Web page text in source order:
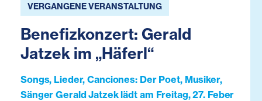
VERGANGENE VERANSTALTUNG
Benefizkonzert: Gerald
Jatzek im „Häferl“
Songs, Lieder, Canciones: Der Poet, Musiker,
Sänger Gerald Jatzek lädt am Freitag, 27. Feber